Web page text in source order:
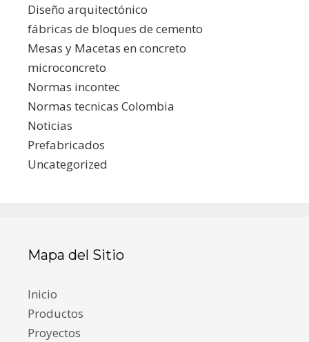
Diseño arquitectónico
fábricas de bloques de cemento
Mesas y Macetas en concreto
microconcreto
Normas incontec
Normas tecnicas Colombia
Noticias
Prefabricados
Uncategorized
Mapa del Sitio
Inicio
Productos
Proyectos